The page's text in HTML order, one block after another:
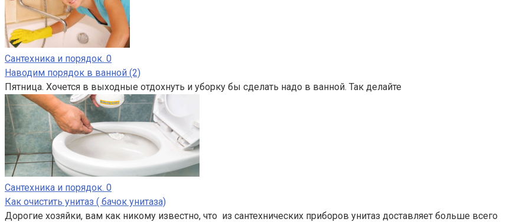
Сантехника и порядок. 0
Наводим порядок в ванной (2)
Пятница. Хочется в выходные отдохнуть и уборку бы сделать надо в ванной. Так делайте
Сантехника и порядок. 0
Как очистить унитаз ( бачок унитаза)
Дорогие хозяйки, вам как никому известно, что из сантехнических приборов унитаз доставляет больше всего